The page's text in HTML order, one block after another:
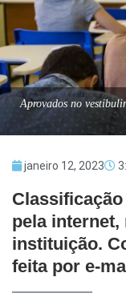
Aprovados no
janeiro 12, 2023
pela
instituição.
feita por e-